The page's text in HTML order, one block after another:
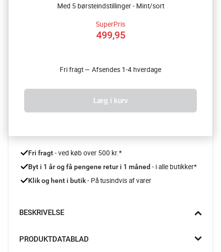
Med 5 børsteindstillinger - Mint/sort
SuperPris
499,95
Fri fragt — Afsendes 1-4 hverdage
Læg i kurv
Fri fragt - ved køb over 500 kr.*
Byt i 1 år og få pengene retur i 1 måned - i alle butikker*
Klik og hent i butik - På tusindvis af varer
BESKRIVELSE
lidt sjovere - og med op til 80.000 vibrationer i minuttet får du
PRODUKTDATABLAD